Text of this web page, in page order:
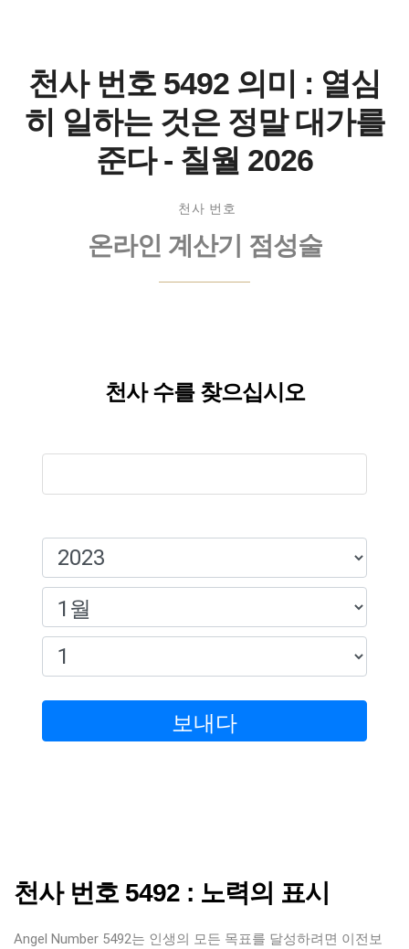
천사 번호 5492 의미 : 열심
히 일하는 것은 정말 대가를
준다 - 칠월 2026
천사 번호
온라인 계산기 점성술
천사 수를 찾으십시오
보내다
천사 번호 5492 : 노력의 표시
Angel Number 5492는 인생의 모든 목표를 달성하려면 이전보